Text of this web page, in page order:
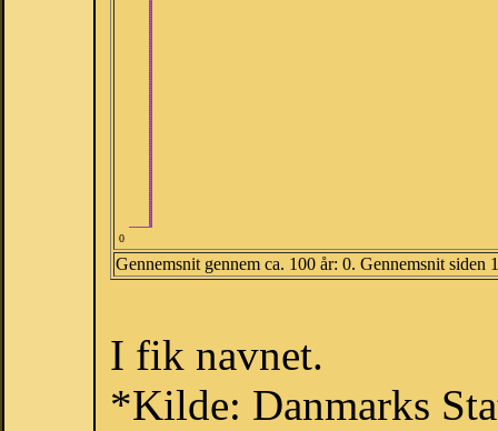
0
Gennemsnit gennem ca. 100 år: 0. Gennemsnit siden
I fik navnet.
*Kilde: Danmarks